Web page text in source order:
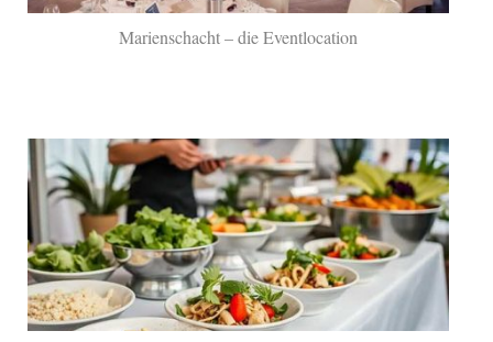
Marienschacht – die Eventlocation